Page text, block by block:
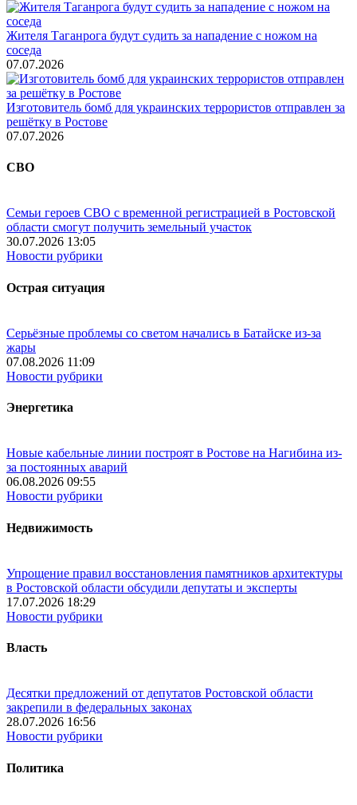
Жителя Таганрога будут судить за нападение с ножом на
соседа
07.07.2026
Изготовитель бомб для украинских террористов отправлен за
решётку в Ростове
07.07.2026
СВО
Семьи героев СВО с временной регистрацией в Ростовской
области смогут получить земельный участок
30.07.2026 13:05
Новости рубрики
Острая ситуация
Серьёзные проблемы со светом начались в Батайске из-за
жары
07.08.2026 11:09
Новости рубрики
Энергетика
Новые кабельные линии построят в Ростове на Нагибина из-
за постоянных аварий
06.08.2026 09:55
Новости рубрики
Недвижимость
Упрощение правил восстановления памятников архитектуры
в Ростовской области обсудили депутаты и эксперты
17.07.2026 18:29
Новости рубрики
Власть
Десятки предложений от депутатов Ростовской области
закрепили в федеральных законах
28.07.2026 16:56
Новости рубрики
Политика